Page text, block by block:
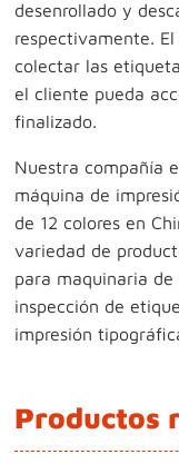
desenrollado y
respectivamente.
colectar las
el cliente pueda
finalizado.
Nuestra compañía
máquina de
de 12 colores en
variedad de
para maquinaria
inspección de
impresión
Productos